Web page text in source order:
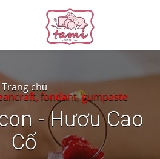
Trang chủ
fondant, gumpaste
- Hươu Cao
Cổ